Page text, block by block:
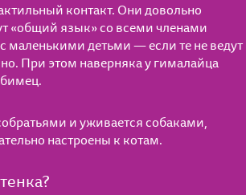
контакт. Они довольно
«общий язык» со всеми членами
маленькими детьми — если те не ведут
При этом наверняка у гималайца
и уживается собаками,
настроены к котам.